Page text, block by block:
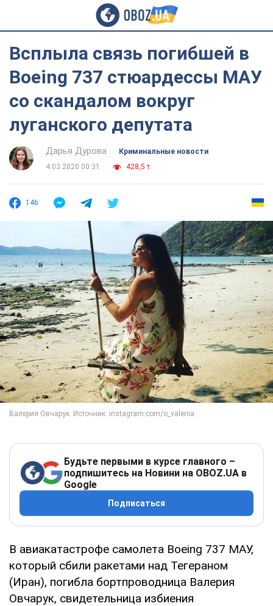
Всплыла связь погибшей в
Boeing 737 стюардессы МАУ
со скандалом вокруг
луганского депутата
Дарья Дурова
Криминальные новости
4.03.2020 00:31
428,5 т.
146
Будьте первыми в курсе главного –
подпишитесь на Новини на OBOZ.UA в
Google
Подписаться
В авиакатастрофе самолета Boeing 737 МАУ,
который сбили ракетами над Тегераном
(Иран), погибла бортпроводница Валерия
Овчарук, свидетельница избиения